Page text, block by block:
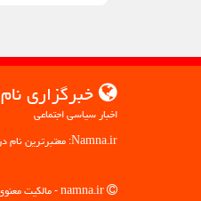
خبرگزاری نام
اخبار سیاسی اجتماعی
Namna.ir: معتبرترین نام در اطلاع رسانی اخبار سیاسی و اجتماعی، گامی مطمئن به سوی آگاهی